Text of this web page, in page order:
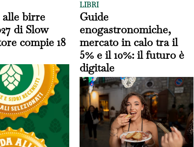
birre
di Slow
compie 18
LIBRI
Guide
enogastronomiche,
mercato in calo tra il
5% e il 10%: il futuro è
digitale